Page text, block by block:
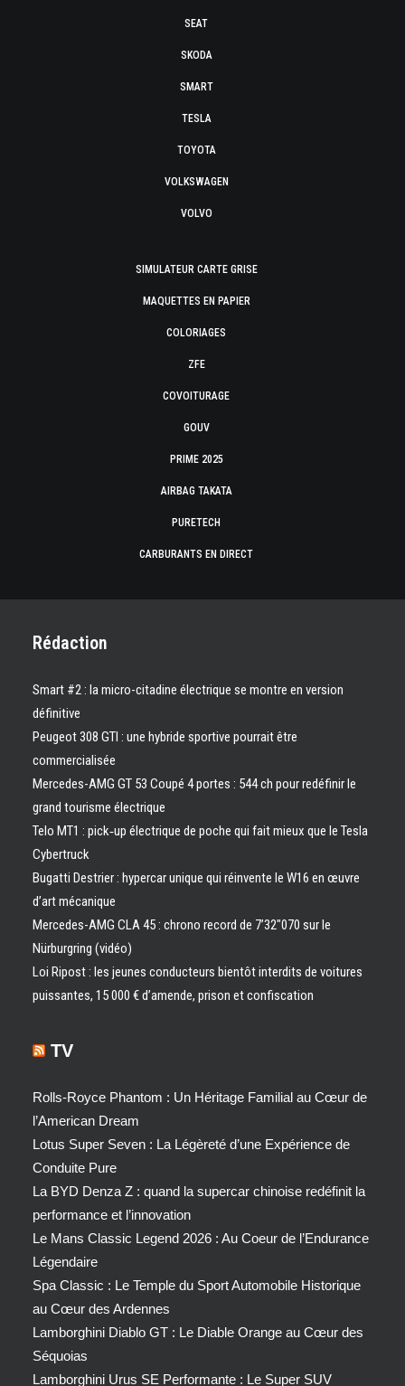
SEAT
SKODA
SMART
TESLA
TOYOTA
VOLKSWAGEN
VOLVO
SIMULATEUR CARTE GRISE
MAQUETTES EN PAPIER
COLORIAGES
ZFE
COVOITURAGE
GOUV
PRIME 2025
AIRBAG TAKATA
PURETECH
CARBURANTS EN DIRECT
Rédaction
Smart #2 : la micro-citadine électrique se montre en version
définitive
Peugeot 308 GTI : une hybride sportive pourrait être
commercialisée
Mercedes-AMG GT 53 Coupé 4 portes : 544 ch pour redéfinir le
grand tourisme électrique
Telo MT1 : pick‑up électrique de poche qui fait mieux que le Tesla
Cybertruck
Bugatti Destrier : hypercar unique qui réinvente le W16 en œuvre
d’art mécanique
Mercedes-AMG CLA 45 : chrono record de 7’32″070 sur le
Nürburgring (vidéo)
Loi Ripost : les jeunes conducteurs bientôt interdits de voitures
puissantes, 15 000 € d’amende, prison et confiscation
TV
Rolls-Royce Phantom : Un Héritage Familial au Cœur de
l’American Dream
Lotus Super Seven : La Légèreté d’une Expérience de
Conduite Pure
La BYD Denza Z : quand la supercar chinoise redéfinit la
performance et l’innovation
Le Mans Classic Legend 2026 : Au Coeur de l’Endurance
Légendaire
Spa Classic : Le Temple du Sport Automobile Historique
au Cœur des Ardennes
Lamborghini Diablo GT : Le Diable Orange au Cœur des
Séquoias
Lamborghini Urus SE Performante : Le Super SUV